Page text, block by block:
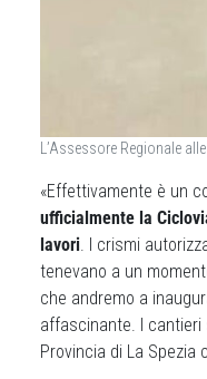
L’Assessore Regionale
«Effettivamente è un
ufficialmente la
lavori. I crismi
tenevano a un
che andremo a
affascinante. I cantieri
Provincia di La Spezia